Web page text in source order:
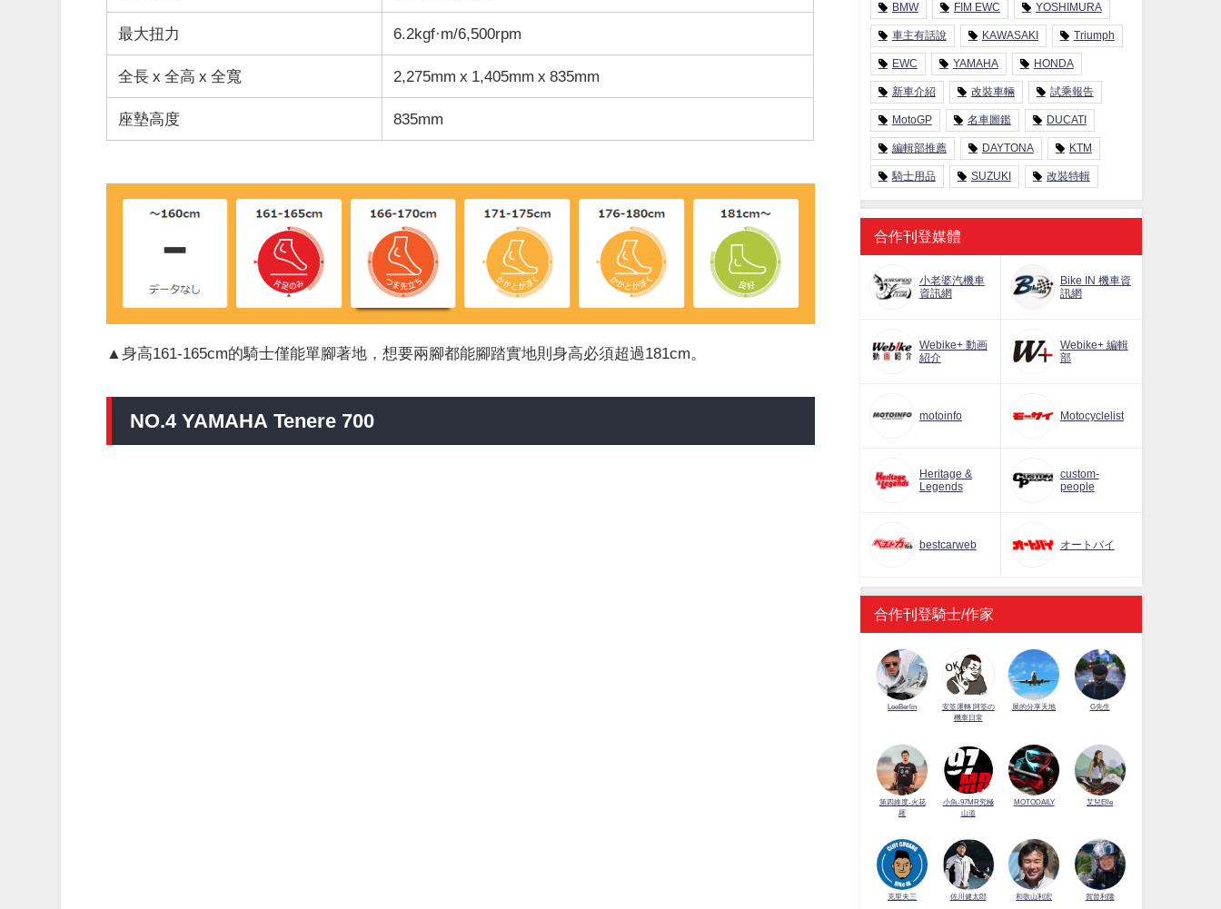
最大扭力 6.2kgf·m/6,500rpm
全長 x 全高 x 全寬 2,275mm x 1,405mm x 835mm
座墊高度 835mm
▲身高161-165cm的騎士僅能單腳著地，想要兩腳都能腳踏實地則身高必須超過181cm。
NO.4 YAMAHA Tenere 700
BMW FIM EWC YOSHIMURA
車主有話說 KAWASAKI Triumph
EWC YAMAHA HONDA
新車介紹 改裝車輛 試乘報告
MotoGP 名車圖鑑 DUCATI
編輯部推薦 DAYTONA KTM
騎士用品 SUZUKI 改裝特輯
合作刊登媒體
小老婆汽機車
資訊網
Bike IN 機車資
訊網
Webike+ 動画
紹介
Webike+ 編輯
部
motoinfo Motocyclelist
Heritage &
Legends
custom-
people
bestcarweb オートバイ
合作刊登騎士/作家
LeeBerlin
安筌運轉 阿筌の
機車日常
展的分享天地 G先生
第四維度-火花
羅
小魚-97MR究極
山道
MOTODAILY 艾兒Elle
克里夫三 佐川健太郎 和歌山利宏 賀曾利隆